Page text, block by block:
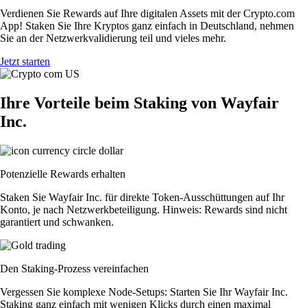
Verdienen Sie Rewards auf Ihre digitalen Assets mit der Crypto.com
App! Staken Sie Ihre Kryptos ganz einfach in Deutschland, nehmen
Sie an der Netzwerkvalidierung teil und vieles mehr.
Jetzt starten
Ihre Vorteile beim Staking von Wayfair
Inc.
Potenzielle Rewards erhalten
Staken Sie Wayfair Inc. für direkte Token-Ausschüttungen auf Ihr
Konto, je nach Netzwerkbeteiligung. Hinweis: Rewards sind nicht
garantiert und schwanken.
Den Staking-Prozess vereinfachen
Vergessen Sie komplexe Node-Setups: Starten Sie Ihr Wayfair Inc.
Staking ganz einfach mit wenigen Klicks durch einen maximal